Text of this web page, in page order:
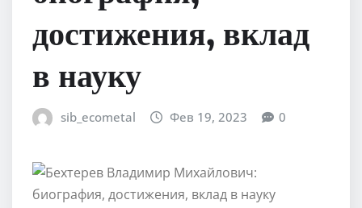
достижения, вклад
в науку
sib_ecometal Фев 19, 2023 0